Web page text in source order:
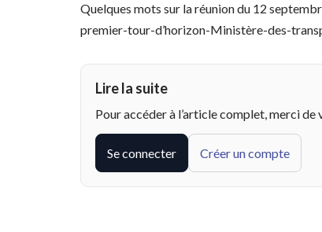
Quelques mots sur la réunion du 12
premier-tour-d’horizon-Ministère-des-
Lire la suite
Pour accéder à l’article complet, merci
Se connecter Créer un compte